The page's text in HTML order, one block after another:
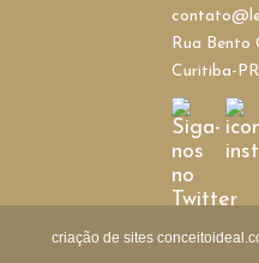
Rua Bento
Curitiba-
criação de sites